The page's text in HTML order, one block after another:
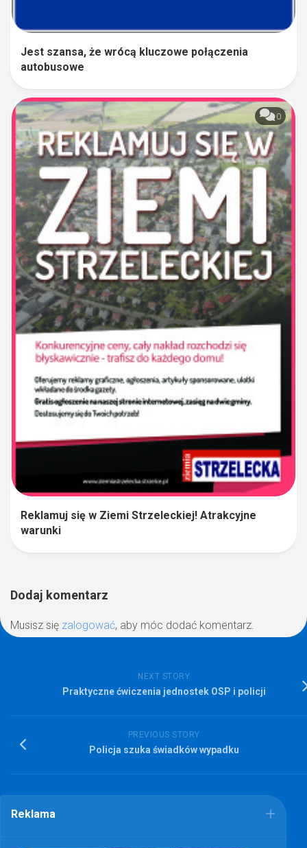
Jest szansa, że wrócą kluczowe połączenia
autobusowe
0
Reklamuj się w Ziemi Strzeleckiej! Atrakcyjne
warunki
Dodaj komentarz
Musisz się zalogować, aby móc dodać komentarz.
NEXT STORY
Praktyczne ćwiczenia jednostek OSP i policji
PREVIOUS STORY
Policja szuka świadków wypadku
Reklama